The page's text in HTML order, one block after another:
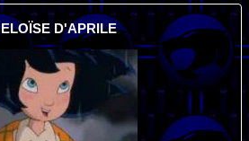
D'APRILE